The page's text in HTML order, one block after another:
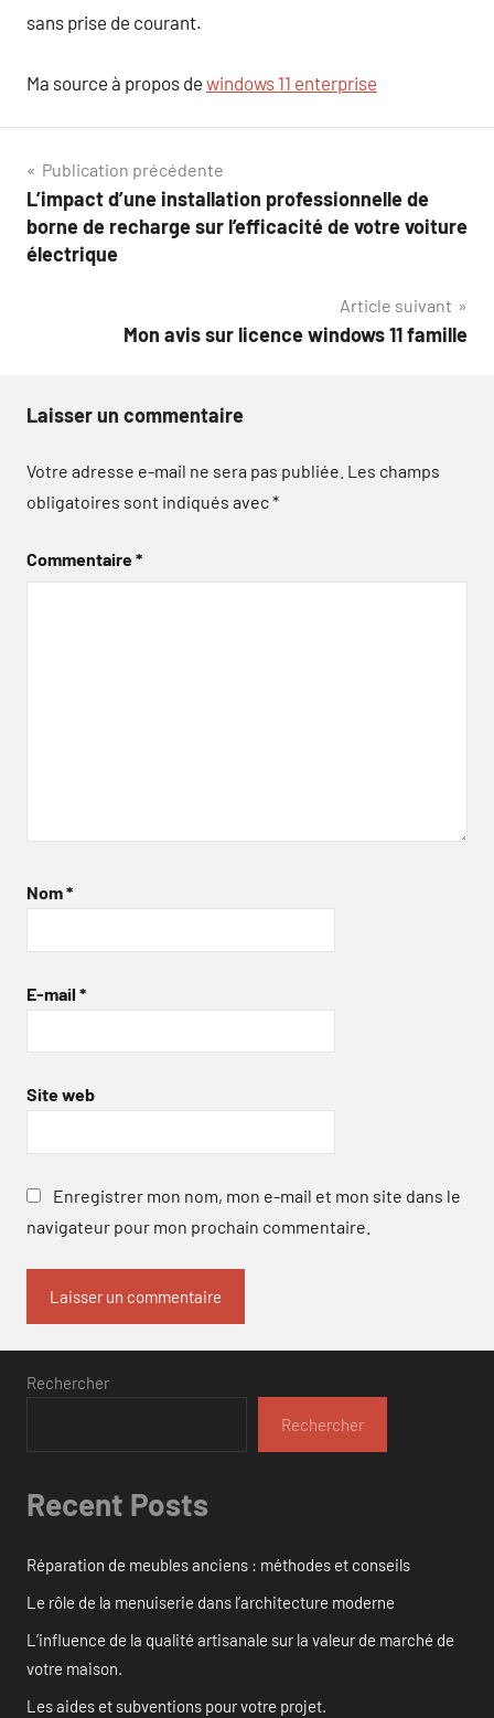
sans prise de courant.
Ma source à propos de windows 11 enterprise
Navigation
de
l’article
Publication précédente
L’impact d’une installation professionnelle de
borne de recharge sur l’efficacité de votre voiture
électrique
Article suivant
Mon avis sur licence windows 11 famille
Laisser un commentaire
Votre adresse e-mail ne sera pas publiée. Les champs
obligatoires sont indiqués avec*
Commentaire*
Nom*
E-mail *
Site web
Enregistrer mon nom, mon e-mail et mon site dans le
navigateur pour mon prochain commentaire.
Rechercher
Rechercher
Recent Posts
Réparation de meubles anciens : méthodes et conseils
Le rôle de la menuiserie dans l’architecture moderne
L’influence de la qualité artisanale sur la valeur de marché de
votre maison.
Les aides et subventions pour votre projet.